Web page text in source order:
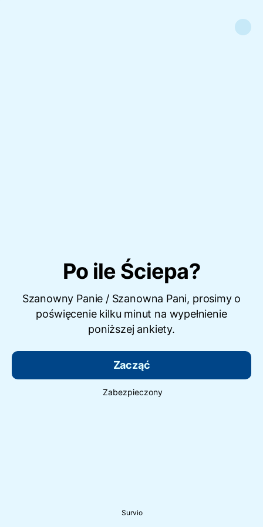
Po ile Ściepa?
Szanowny Panie / Szanowna Pani, prosimy o
poświęcenie kilku minut na wypełnienie
poniższej ankiety.
Zacząć
Zabezpieczony
Survio